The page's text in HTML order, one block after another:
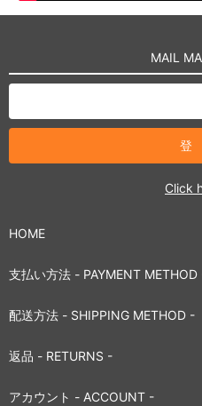
MAIL
Click
HOME
支払い方法 - PAYMENT METHOD
配送方法 - SHIPPING METHOD -
返品 - RETURNS -
アカウント - ACCOUNT -